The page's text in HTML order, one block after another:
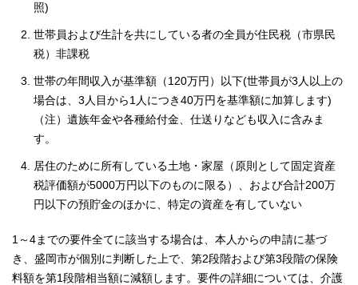
照)
世帯員および生計を共にしている者の全員が住民税（市県民
税）非課税
世帯の年間収入が基準額（120万円）以下(世帯員が3人以上の
場合は、3人目から1人につき40万円を基準額に加算します)
（注）遺族年金や各種給付金、仕送りなども収入に含みま
す。
居住のために所有している土地・家屋（原則として固定資産
税評価額が5000万円以下のものに限る）、および合計200万
円以下の預貯金のほかに、特定の資産を有していない
1～4までの要件全てに該当する場合は、本人からの申請に基づ
き、盛岡市が個別に判断した上で、第2段階および第3段階の保険
料額を第1段階相当額に減額します。要件の詳細については、介護